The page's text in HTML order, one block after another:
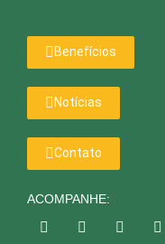
Benefícios
Notícias
Contato
ACOMPANHE: